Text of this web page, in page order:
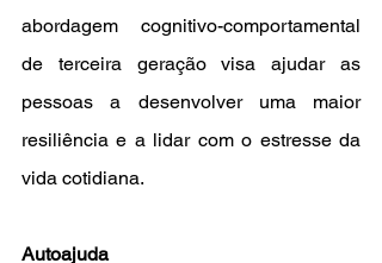
abordagem cognitivo-comportamental
de terceira geração visa ajudar as
pessoas a desenvolver uma maior
resiliência e a lidar com o estresse da
vida cotidiana.
Autoajuda